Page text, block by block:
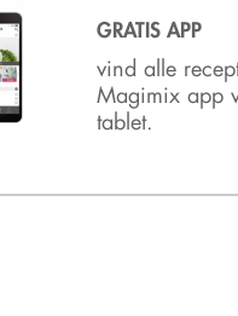
GRATIS APP
vind alle
Magimix app
tablet.